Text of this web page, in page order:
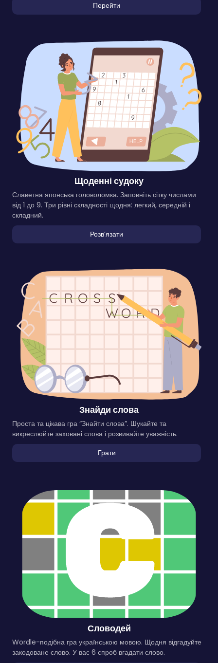
Перейти
Щоденні судоку
Славетна японська головоломка. Заповніть сітку числами
від 1 до 9. Три рівні складності щодня: легкий, середній і
складний.
Розвʼязати
Знайди слова
Проста та цікава гра “Знайти слова”. Шукайте та
викреслюйте заховані слова і розвивайте уважність.
Грати
Словодей
Wordle-подібна гра українською мовою. Щодня відгадуйте
закодоване слово. У вас 6 спроб вгадати слово.